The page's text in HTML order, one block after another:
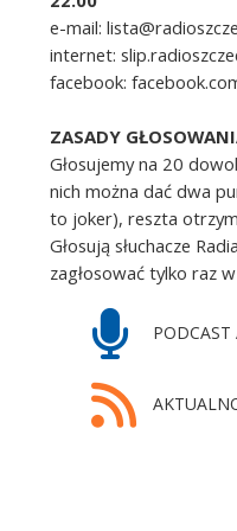
e-mail:
internet:
facebook:
ZASADY
Głosujemy na 20
nich można dać dwa
to joker), reszta
Głosują słuchacze
zagłosować tylko raz
PODCAST